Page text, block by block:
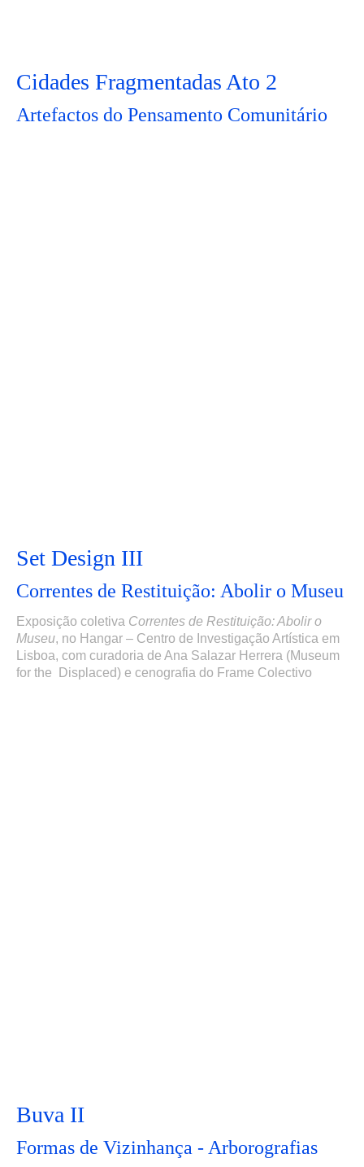
Cidades Fragmentadas Ato 2
Artefactos do Pensamento Comunitário
Set Design III
Correntes de Restituição: Abolir o Museu
Exposição coletiva Correntes de Restituição: Abolir o
Museu, no Hangar – Centro de Investigação Artística em
Lisboa, com curadoria de Ana Salazar Herrera (Museum
for the Displaced) e cenografia do Frame Colectivo
Buva II
Formas de Vizinhança - Arborografias